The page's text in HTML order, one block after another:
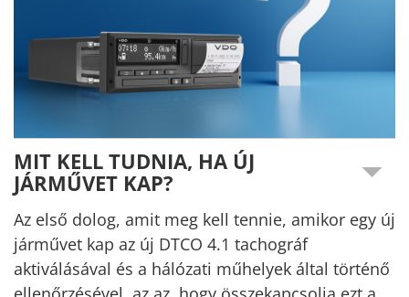
MIT KELL TUDNIA, HA ÚJ
JÁRMŰVET KAP?
Az első dolog, amit meg kell tennie, amikor egy új
járművet kap az új DTCO 4.1 tachográf
aktiválásával és a hálózati műhelyek által történő